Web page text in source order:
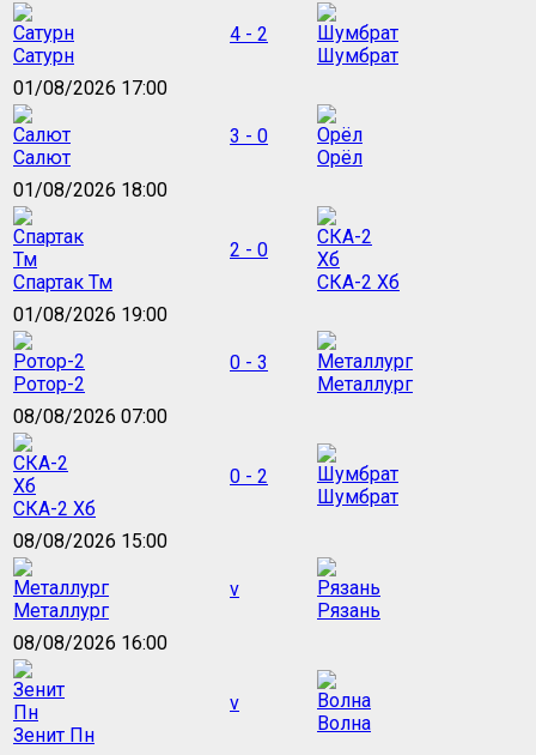
Сатурн
4 - 2
Шумбрат
01/08/2026 17:00
Салют
3 - 0
Орёл
01/08/2026 18:00
Спартак Тм
2 - 0
СКА-2 Хб
01/08/2026 19:00
Ротор-2
0 - 3
Металлург
08/08/2026 07:00
СКА-2 Хб
0 - 2
Шумбрат
08/08/2026 15:00
Металлург
v
Рязань
08/08/2026 16:00
Зенит Пн
v
Волна